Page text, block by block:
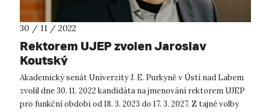
30 / 11 / 2022
Rektorem UJEP zvolen Jaroslav
Koutský
Akademický senát Univerzity J. E. Purkyně v Ústí nad Labem
zvolil dne 30. 11. 2022 kandidáta na jmenování rektorem UJEP
pro funkční období od 18. 3. 2023 do 17. 3. 2027. Z tajné volby